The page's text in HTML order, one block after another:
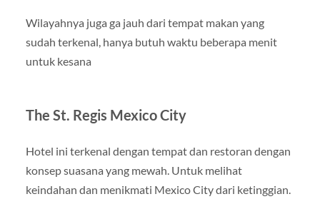
Wilayahnya juga ga jauh dari tempat makan yang
sudah terkenal, hanya butuh waktu beberapa menit
untuk kesana
The St. Regis Mexico City
Hotel ini terkenal dengan tempat dan restoran dengan
konsep suasana yang mewah. Untuk melihat
keindahan dan menikmati Mexico City dari ketinggian.